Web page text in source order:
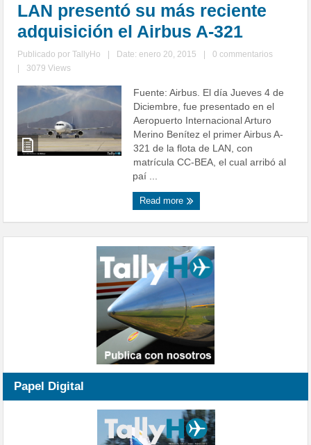
LAN presentó su más reciente
adquisición el Airbus A-321
Publicado porTallyHo Date: enero 20, 2015
0 commentarios
3079 Views
Fuente: Airbus. El día Jueves 4 de
Diciembre, fue presentado en el
Aeropuerto Internacional Arturo
Merino Benítez el primer Airbus A-
321 de la flota de LAN, con
matrícula CC-BEA, el cual arribó al
paí ...
Read more
Papel Digital